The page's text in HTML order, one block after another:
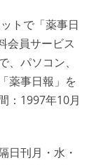
トで「薬事日
会員サービス
パソコン、
薬事日報」を
：1997年10月
日刊月・水・